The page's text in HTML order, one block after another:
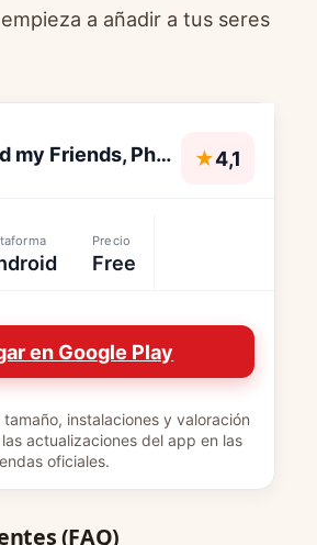
a añadir a tus seres
Findo: Find my Friends, Phone ★4,1
Precio
Free
en Google Play
instalaciones y valoración
actualizaciones del app en las
oficiales.
(FAQ)